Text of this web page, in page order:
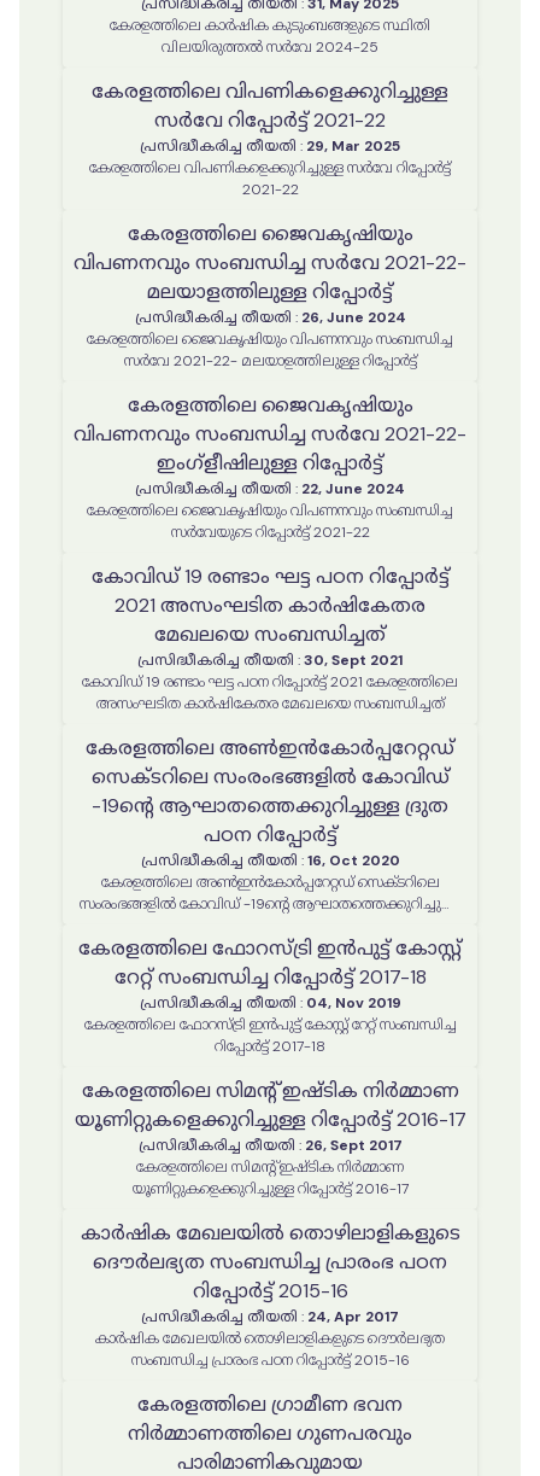
കേരളത്തിലെ കാർഷിക കുടുംബങ്ങളുടെ സ്ഥിതി
വിലയിരുത്തൽ സർവേ 2024-25
കേരളത്തിലെ വിപണികളെക്കുറിച്ചുള്ള
സർവേ റിപ്പോർട്ട് 2021-22
പ്രസിദ്ധീകരിച്ച തീയതി : 29, Mar 2025
കേരളത്തിലെ വിപണികളെക്കുറിച്ചുള്ള സർവേ റിപ്പോർട്ട്
2021-22
കേരളത്തിലെ ജൈവകൃഷിയും
വിപണനവും സംബന്ധിച്ച സർവേ 2021-22-
മലയാളത്തിലുള്ള റിപ്പോർട്ട്
പ്രസിദ്ധീകരിച്ച തീയതി : 26, June 2024
കേരളത്തിലെ ജൈവകൃഷിയും വിപണനവും സംബന്ധിച്ച
സർവേ 2021-22- മലയാളത്തിലുള്ള റിപ്പോർട്ട്
കേരളത്തിലെ ജൈവകൃഷിയും
വിപണനവും സംബന്ധിച്ച സർവേ 2021-22-
ഇംഗ്ളീഷിലുള്ള റിപ്പോർട്ട്
പ്രസിദ്ധീകരിച്ച തീയതി : 22, June 2024
കേരളത്തിലെ ജൈവകൃഷിയും വിപണനവും സംബന്ധിച്ച
സർവേയുടെ റിപ്പോർട്ട് 2021-22
കോവിഡ് 19 രണ്ടാം ഘട്ട പഠന റിപ്പോർട്ട്
2021 അസംഘടിത കാർഷികേതര
മേഖലയെ സംബന്ധിച്ചത്
പ്രസിദ്ധീകരിച്ച തീയതി :30, Sept 2021
കോവിഡ് 19 രണ്ടാം ഘട്ട പഠന റിപ്പോർട്ട് 2021 കേരളത്തിലെ
അസംഘടിത കാർഷികേതര മേഖലയെ സംബന്ധിച്ചത്
കേരളത്തിലെ അൺഇൻകോർപ്പറേറ്റഡ്
സെക്ടറിലെ സംരംഭങ്ങളില്‍ കോവിഡ്
-19ന്‍റെ ആഘാതത്തെക്കുറിച്ചുള്ള ദ്രുത
പഠന റിപ്പോർട്ട്
പ്രസിദ്ധീകരിച്ച തീയതി : 16, Oct 2020
കേരളത്തിലെ അൺഇൻകോർപ്പറേറ്റഡ് സെക്ടറിലെ
സംരംഭങ്ങളില്‍ കോവിഡ് -19ന്‍റെ ആഘാതത്തെക്കുറിച്ചുള്ള
കേരളത്തിലെ ഫോറസ്ട്രി ഇൻപുട്ട് കോസ്റ്റ്
റേറ്റ് സംബന്ധിച്ച റിപ്പോർട്ട് 2017-18
പ്രസിദ്ധീകരിച്ച തീയതി : 04, Nov 2019
കേരളത്തിലെ ഫോറസ്ട്രി ഇൻപുട്ട് കോസ്റ്റ് റേറ്റ് സംബന്ധിച്ച
റിപ്പോർട്ട് 2017-18
കേരളത്തിലെ സിമന്‍റ് ഇഷ്ടിക നിർമ്മാണ
യൂണിറ്റുകളെക്കുറിച്ചുള്ള റിപ്പോർട്ട് 2016-17
പ്രസിദ്ധീകരിച്ച തീയതി : 26, Sept 2017
കേരളത്തിലെ സിമന്‍റ് ഇഷ്ടിക നിർമ്മാണ
യൂണിറ്റുകളെക്കുറിച്ചുള്ള റിപ്പോർട്ട് 2016-17
കാർഷിക മേഖലയിൽ തൊഴിലാളികളുടെ
ദൌര്‍ലഭ്യത സംബന്ധിച്ച പ്രാരംഭ പഠന
റിപ്പോർട്ട് 2015-16
പ്രസിദ്ധീകരിച്ച തീയതി : 24, Apr 2017
കാർഷിക മേഖലയിൽ തൊഴിലാളികളുടെ ദൌര്‍ലഭ്യത
സംബന്ധിച്ച പ്രാരംഭ പഠന റിപ്പോർട്ട് 2015-16
കേരളത്തിലെ ഗ്രാമീണ ഭവന
നിര്‍മ്മാണത്തിലെ ഗുണപരവും
പാരിമാണികവുമായ